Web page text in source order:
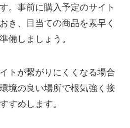
。事前に購入予定のサイト
き、目当ての商品を素早く
備しましょう。
トが繋がりにくくなる場合
境の良い場所で根気強く接
すめします。